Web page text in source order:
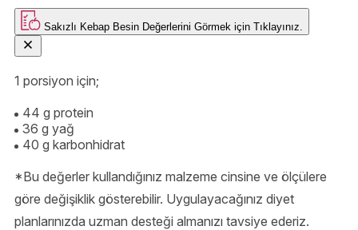
Sakızlı Kebap Besin Değerlerini Görmek için Tıklayınız.
1 porsiyon için;
44 g protein
36 g yağ
40 g karbonhidrat
*Bu değerler kullandığınız malzeme cinsine ve ölçülere
göre değişiklik gösterebilir. Uygulayacağınız diyet
planlarınızda uzman desteği almanızı tavsiye ederiz.